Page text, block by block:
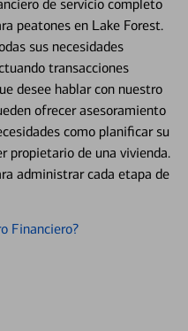
de servicio completo
peatones en Lake Forest.
sus necesidades
transacciones
desee hablar con nuestro
ofrecer asesoramiento
como planificar su
propietario de una vivienda.
administrar cada etapa de
Financiero?